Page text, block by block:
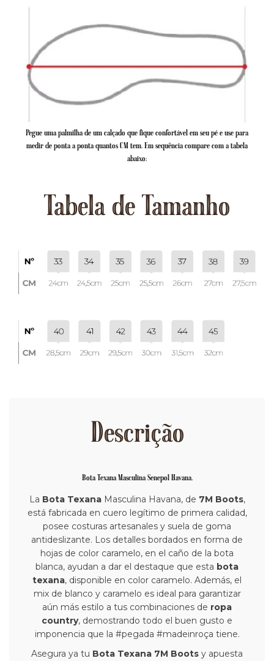
Pegue uma palmilha de um calçado que fique confortável em seu pé e use para
medir de ponta a ponta quantos CM tem. Em sequência compare com a tabela
abaixo:
Tabela de Tamanho
Descrição
Bota Texana Masculina Senepol Havana.
La Bota TexanaMasculina Havana, de 7M Boots,
está fabricada en cuero legítimo de primera calidad,
posee costuras artesanales y suela de goma
antideslizante. Los detalles bordados en forma de
hojas de color caramelo, en el caño de la bota
blanca, ayudan a dar el destaque que esta bota
texana, disponible en color caramelo. Además, el
mix de blanco y caramelo es ideal para garantizar
aún más estilo a tus combinaciones de ropa
country, demostrando todo el buen gusto e
imponencia que la #pegada #madeinroça tiene.
Asegura ya tu Bota Texana 7M Boots y apuesta